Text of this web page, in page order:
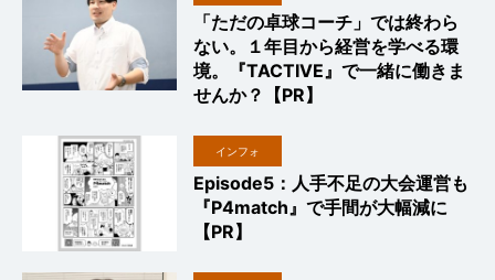
「ただの卓球コーチ」では終わら
ない。１年目から経営を学べる環
境。『TACTIVE』で一緒に働きま
せんか？【PR】
インフォ
Episode5：人手不足の大会運営も
『P4match』で手間が大幅減に
【PR】